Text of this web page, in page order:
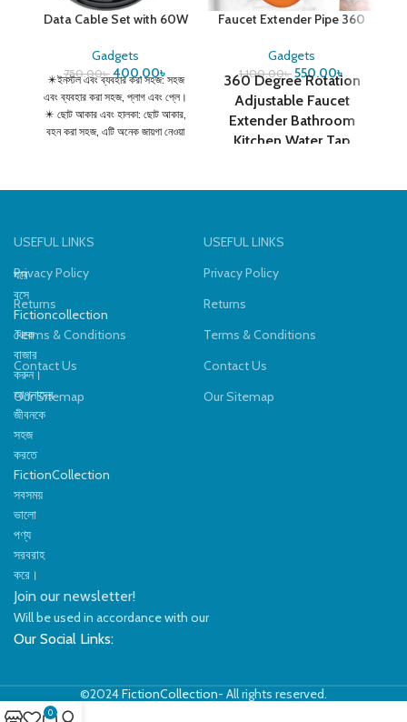
Data Cable Set with 60W
Gadgets
750.00৳ 400.00৳
✴️ইনস্টল এবং ব্যবহার করা সহজ: সহজ
এবং ব্যবহার করা সহজ, প্লাগ এবং প্লে।
✴️ ছোট আকার এবং হালকা: ছোট আকার,
বহন করা সহজ, এটি অনেক জায়গা নেওয়া
Faucet Extender Pipe 360
Gadgets
1,100.00৳ 550.00৳
360 Degree Rotation
Adjustable Faucet
Extender Bathroom
Kitchen Water Tap
ঘরে
বসে
Fictioncollection
থেকে
বাজার
করুন।
আপনাদের
জীবনকে
সহজ
করতে
FictionCollection
সবসময়
ভালো
পণ্য
সরবরাহ
করে।
USEFUL LINKS
Privacy Policy
Returns
Terms & Conditions
Contact Us
Our Sitemap
USEFUL LINKS
Privacy Policy
Returns
Terms & Conditions
Contact Us
Our Sitemap
Join our newsletter!
Will be used in accordance with our
Our Social Links:
©2024FictionCollection- All rights reserved.
0